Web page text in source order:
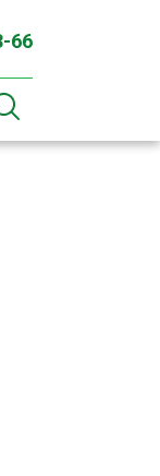
66